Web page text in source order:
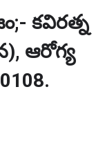
కవిరత్న
ఆరోగ్య